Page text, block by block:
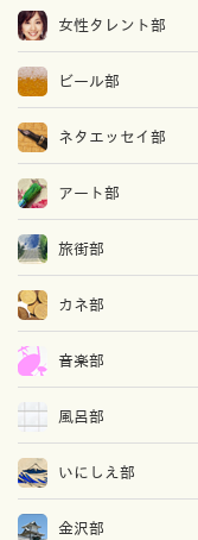
女性タレント部
ビール部
ネタエッセイ部
アート部
旅街部
カネ部
音楽部
風呂部
いにしえ部
金沢部